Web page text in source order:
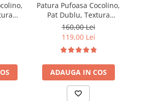
Patura Pufoasa Cocolino,
Pat Dublu, Textura
Reiata, Crem
160,00 Lei
119,00 Lei
ADAUGA IN COS